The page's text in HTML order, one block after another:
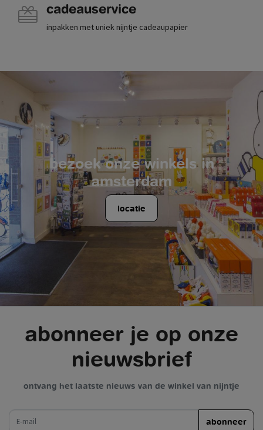
cadeauservice
inpakken met uniek nijntje cadeaupapier
bezoek onze winkels in
amsterdam
locatie
abonneer je op onze
nieuwsbrief
ontvang het laatste nieuws van de winkel van nijntje
abonneer